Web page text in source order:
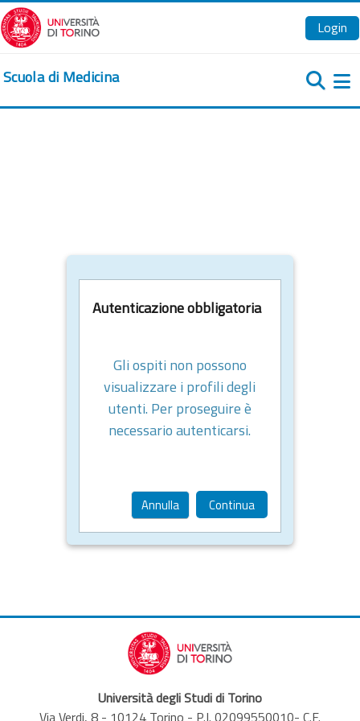
Vai al contenuto principale
Login
Scuola di Medicina
Autenticazione obbligatoria
Gli ospiti non possono
visualizzare i profili degli
utenti. Per proseguire è
necessario autenticarsi.
Annulla Continua
Università degli Studi di Torino
Via Verdi, 8 - 10124 Torino - P.I. 02099550010- C.F.